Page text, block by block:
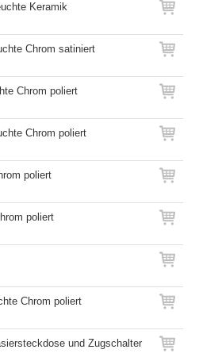
Keramik
Chrom satiniert
Chrom poliert
Chrom poliert
poliert
poliert
Chrom poliert
und Zugschalter